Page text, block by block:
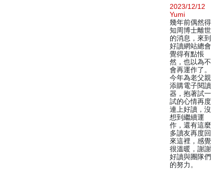
2023/12/12
Yumi
幾年前偶然得
知周博士離世
的消息，來到
好讀網站總會
覺得有點悵
然，也以為不
會再運作了。
今年為老父親
添購電子閱讀
器，抱著試一
試的心情再度
連上好讀，沒
想到繼續運
作，還有這麼
多讀友再度回
來這裡，感覺
很溫暖，謝謝
好讀與團隊們
的努力。